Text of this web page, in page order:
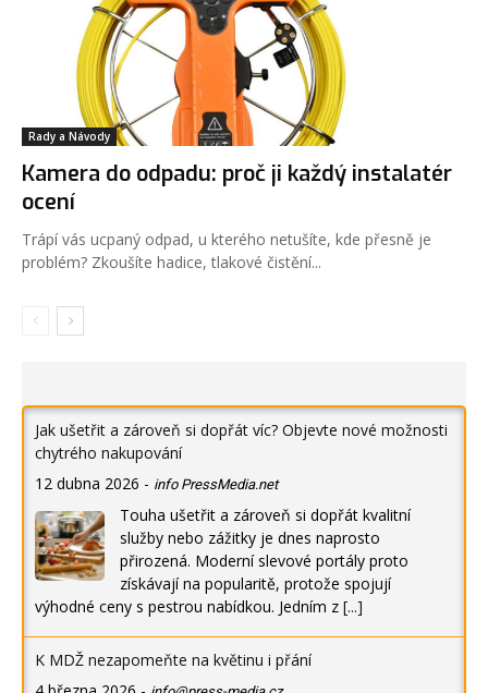
Rady a Návody
Kamera do odpadu: proč ji každý instalatér
ocení
Trápí vás ucpaný odpad, u kterého netušíte, kde přesně je
problém? Zkoušíte hadice, tlakové čistění...
Jak ušetřit a zároveň si dopřát víc? Objevte nové možnosti
chytrého nakupování
12 dubna 2026 - info PressMedia.net
Touha ušetřit a zároveň si dopřát kvalitní
služby nebo zážitky je dnes naprosto
přirozená. Moderní slevové portály proto
získávají na popularitě, protože spojují
výhodné ceny s pestrou nabídkou. Jedním z [...]
K MDŽ nezapomeňte na květinu i přání